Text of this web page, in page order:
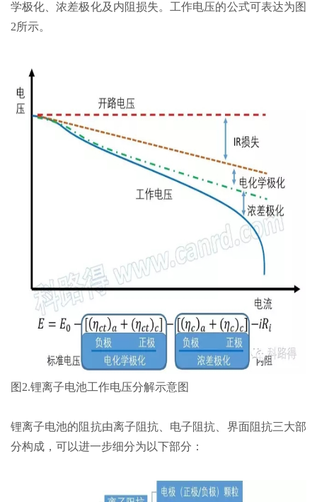
学极化、浓差极化及内阻损失。工作电压的公式可表达为图
2所示。
图2.锂离子电池工作电压分解示意图
锂离子电池的阻抗由离子阻抗、电子阻抗、界面阻抗三大部
分构成，可以进一步细分为以下部分：